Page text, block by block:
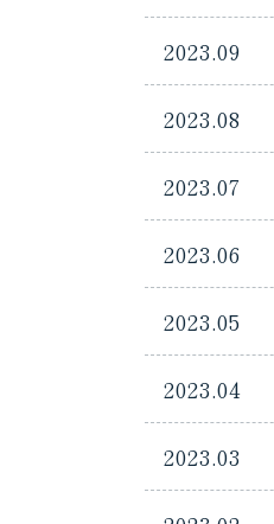
2023.09
2023.08
2023.07
2023.06
2023.05
2023.04
2023.03